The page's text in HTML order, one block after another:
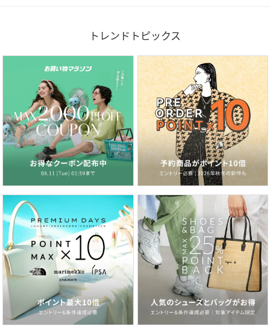
トレンドトピックス